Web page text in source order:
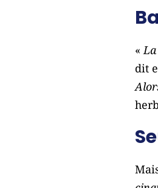
«
dit